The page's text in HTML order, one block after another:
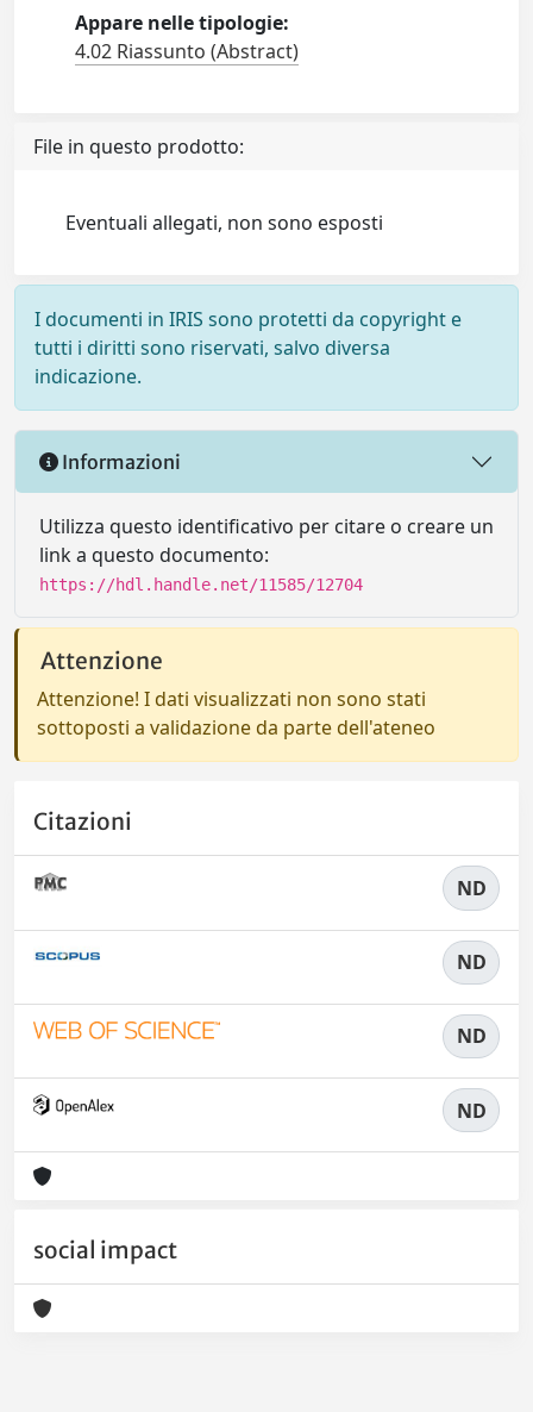
Appare nelle tipologie:
4.02 Riassunto (Abstract)
File in questo prodotto:
Eventuali allegati, non sono esposti
I documenti in IRIS sono protetti da copyright e
tutti i diritti sono riservati, salvo diversa
indicazione.
Informazioni
Utilizza questo identificativo per citare o creare un
link a questo documento:
https://hdl.handle.net/11585/12704
Attenzione
Attenzione! I dati visualizzati non sono stati
sottoposti a validazione da parte dell'ateneo
Citazioni
ND
ND
ND
ND
social impact